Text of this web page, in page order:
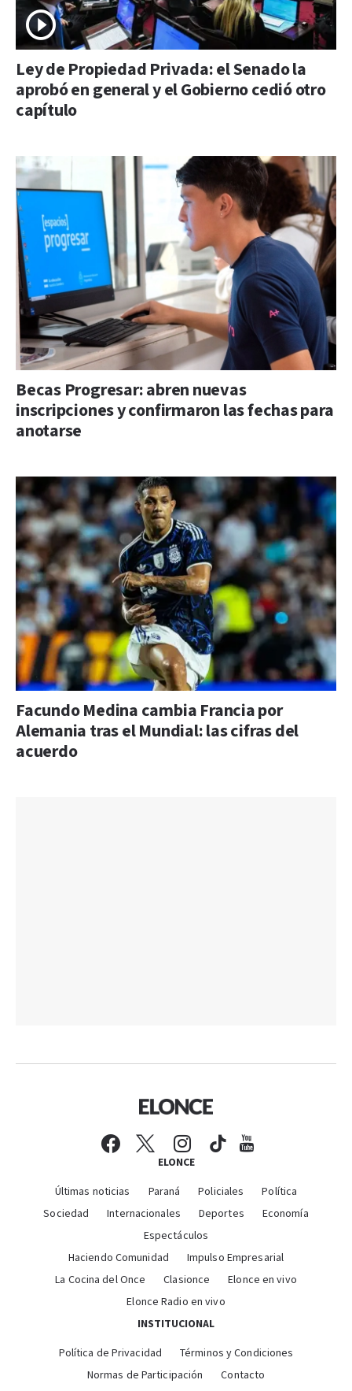
Ley de Propiedad Privada: el Senado la
aprobó en general y el Gobierno cedió otro
capítulo
Becas Progresar: abren nuevas
inscripciones y confirmaron las fechas para
anotarse
Facundo Medina cambia Francia por
Alemania tras el Mundial: las cifras del
acuerdo
ELONCE
Últimas noticias Paraná Policiales
Política
Sociedad
Internacionales Deportes
Economía
Espectáculos
Haciendo Comunidad
Impulso Empresarial
La Cocina del Once
Clasionce
Elonce en vivo
Elonce Radio en vivo
INSTITUCIONAL
Política de Privacidad
Términos y Condiciones
Normas de Participación
Contacto